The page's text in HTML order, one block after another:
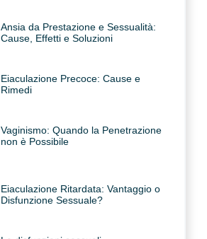
Ansia da Prestazione e Sessualità:
Cause, Effetti e Soluzioni
Eiaculazione Precoce: Cause e
Rimedi
Vaginismo: Quando la Penetrazione
non è Possibile
Eiaculazione Ritardata: Vantaggio o
Disfunzione Sessuale?